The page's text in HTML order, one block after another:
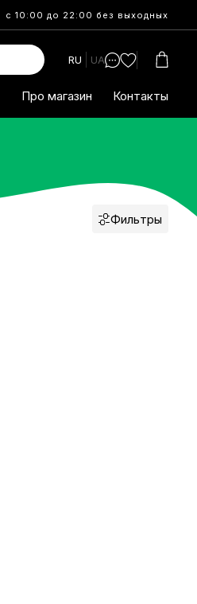
с 10:00 до 22:00 без выходных
RU UA
Про магазин Контакты
Фильтры